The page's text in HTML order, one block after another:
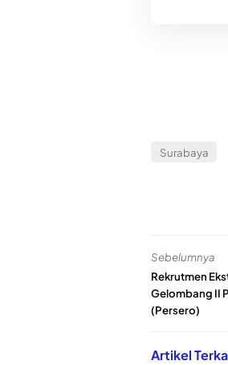
Surabaya
Sebelumnya
Rekrutmen
Gelombang II
(Persero)
Artikel